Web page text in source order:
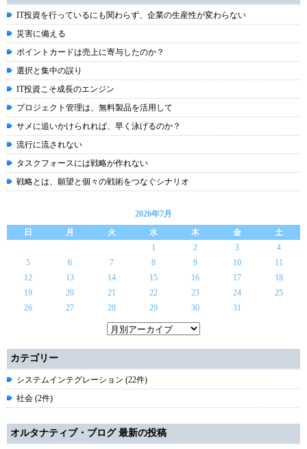
IT投資を行っているにも関わらず、企業の生産性が変わらない
災害に備える
ポイントカードは売上に寄与したのか？
選択と集中の誤り
IT投資こそ成長のエンジン
プロジェクト管理は、無料製品を活用して
サメに追いかけられれば、早く泳げるのか？
流行に流されない
タスクフォースには戦略が作れない
戦略とは、願望と個々の戦術をつなぐシナリオ
2026年7月
日
月 火 水 木 金
土
1
2 3
4
5
6 7 8 9 10
11
12
13 14 15 16 17
18
19
20 21 22 23 24
25
26
27 28 29 30 31
カテゴリー
システムインテグレーション (22件)
社会 (2件)
オルタナティブ・ブログ 最新の投稿